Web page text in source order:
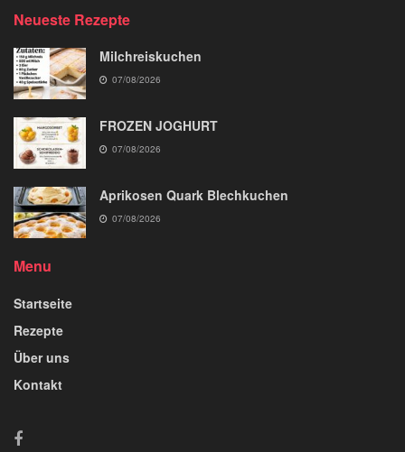
Neueste Rezepte
Milchreiskuchen
07/08/2026
FROZEN JOGHURT
07/08/2026
Aprikosen Quark Blechkuchen
07/08/2026
Menu
Startseite
Rezepte
Über uns
Kontakt